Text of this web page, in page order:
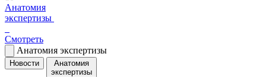
Анатомия
экспертизы
Смотреть
Анатомия экспертизы
Новости
Анатомия
экспертизы